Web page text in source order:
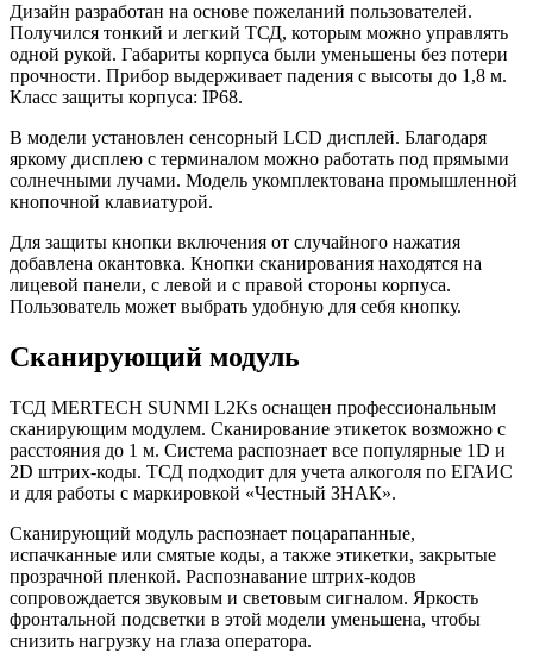
Дизайн разработан на основе пожеланий пользователей.
Получился тонкий и легкий ТСД, которым можно управлять
одной рукой. Габариты корпуса были уменьшены без потери
прочности. Прибор выдерживает падения с высоты до 1,8 м.
Класс защиты корпуса: IP68.
В модели установлен сенсорный LCD дисплей. Благодаря
яркому дисплею с терминалом можно работать под прямыми
солнечными лучами. Модель укомплектована промышленной
кнопочной клавиатурой.
Для защиты кнопки включения от случайного нажатия
добавлена окантовка. Кнопки сканирования находятся на
лицевой панели, с левой и с правой стороны корпуса.
Пользователь может выбрать удобную для себя кнопку.
Сканирующий модуль
ТСД MERTECH SUNMI L2Ks оснащен профессиональным
сканирующим модулем. Сканирование этикеток возможно с
расстояния до 1 м. Система распознает все популярные 1D и
2D штрих-коды. ТСД подходит для учета алкоголя по ЕГАИС
и для работы с маркировкой «Честный ЗНАК».
Сканирующий модуль распознает поцарапанные,
испачканные или смятые коды, а также этикетки, закрытые
прозрачной пленкой. Распознавание штрих-кодов
сопровождается звуковым и световым сигналом. Яркость
фронтальной подсветки в этой модели уменьшена, чтобы
снизить нагрузку на глаза оператора.